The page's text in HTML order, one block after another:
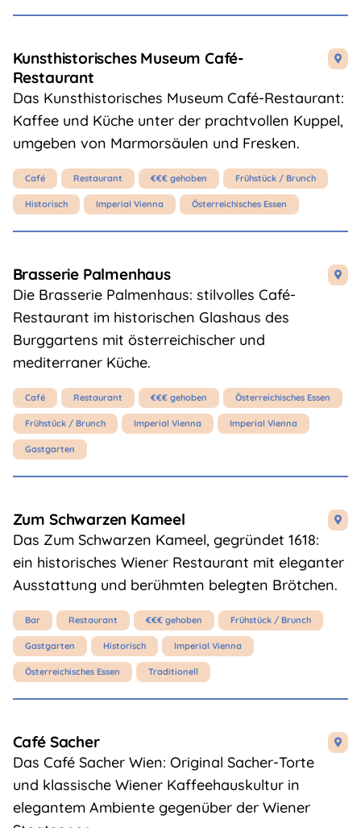

Kunsthistorisches Museum Café-
Restaurant
Das Kunsthistorisches Museum Café-Restaurant:
Kaffee und Küche unter der prachtvollen Kuppel,
umgeben von Marmorsäulen und Fresken.
Café Restaurant €€€ gehoben Frühstück / Brunch
Historisch Imperial Vienna Österreichisches Essen

Brasserie Palmenhaus
Die Brasserie Palmenhaus: stilvolles Café-
Restaurant im historischen Glashaus des
Burggartens mit österreichischer und
mediterraner Küche.
Café Restaurant €€€ gehoben Österreichisches Essen
Frühstück / Brunch Imperial Vienna Imperial Vienna
Gastgarten

Zum Schwarzen Kameel
Das Zum Schwarzen Kameel, gegründet 1618:
ein historisches Wiener Restaurant mit eleganter
Ausstattung und berühmten belegten Brötchen.
Bar Restaurant €€€ gehoben Frühstück / Brunch
Gastgarten Historisch Imperial Vienna
Österreichisches Essen Traditionell

Café Sacher
Das Café Sacher Wien: Original Sacher-Torte
und klassische Wiener Kaffeehauskultur in
elegantem Ambiente gegenüber der Wiener